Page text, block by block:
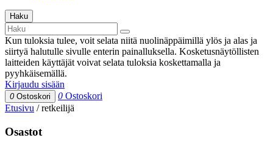
Haku
Kun tuloksia tulee, voit selata niitä nuolinäppäimillä ylös ja alas ja
siirtyä halutulle sivulle enterin painalluksella. Kosketusnäytöllisten
laitteiden käyttäjät voivat selata tuloksia koskettamalla ja
pyyhkäisemällä.
Kirjaudu sisään
0 Ostoskori 0 Ostoskori
Etusivu /retkeilijä
Osastot